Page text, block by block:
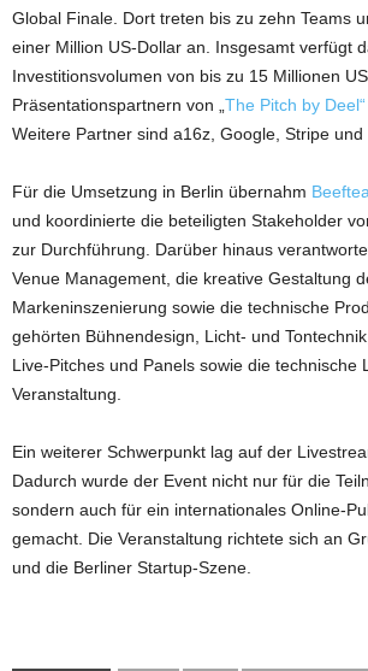
Global Finale. Dort treten bis zu zehn Teams
einer Million US-Dollar an. Insgesamt verfügt
Investitionsvolumen von bis zu 15 Millionen
Präsentationspartnern von „ The Pitch by Deel“
Weitere Partner sind a16z, Google, Stripe und
Für die Umsetzung in Berlin übernahm Beeftea
und koordinierte die beteiligten Stakeholder
zur Durchführung. Darüber hinaus
Venue Management, die kreative Gestaltung
Markeninszenierung sowie die technische
gehörten Bühnendesign, Licht- und
Live-Pitches und Panels sowie die technische
Veranstaltung.
Ein weiterer Schwerpunkt lag auf der
Dadurch wurde der Event nicht nur für die
sondern auch für ein internationales Online-
gemacht. Die Veranstaltung richtete sich an
und die Berliner Startup-Szene.